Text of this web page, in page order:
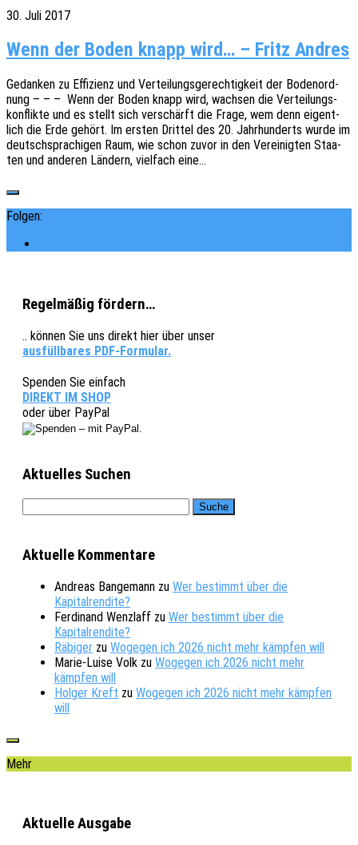
30. Juli 2017
Wenn der Boden knapp wird… – Fritz Andres
Gedan­ken zu Effi­zi­enz und Vertei­lungs­ge­rech­tig­keit der Boden­ord­
nung – – – Wenn der Boden knapp wird, wach­sen die Vertei­lungs­
kon­flik­te und es stellt sich verschärft die Frage, wem denn eigent­
lich die Erde gehört. Im ersten Drit­tel des 20. Jahr­hun­derts wurde im
deutsch­spra­chi­gen Raum, wie schon zuvor in den Verei­nig­ten Staa­
ten und ande­ren Ländern, viel­fach eine…
Folgen:
Regelmäßig fördern…
.. können Sie uns direkt hier über unser
ausfüllbares PDF-Formular.
Spenden Sie einfach
DIREKT IM SHOP
oder über PayPal
Aktuelles Suchen
Aktuelle Kommentare
Andreas Bangemann zu Wer bestimmt über die
Kapitalrendite?
Ferdinand Wenzlaff zu Wer bestimmt über die
Kapitalrendite?
Räbiger zu Wogegen ich 2026 nicht mehr kämpfen will
Marie-Luise Volk zu Wogegen ich 2026 nicht mehr
kämpfen will
Holger Kreft zu Wogegen ich 2026 nicht mehr kämpfen
will
Mehr
Aktuelle Ausgabe